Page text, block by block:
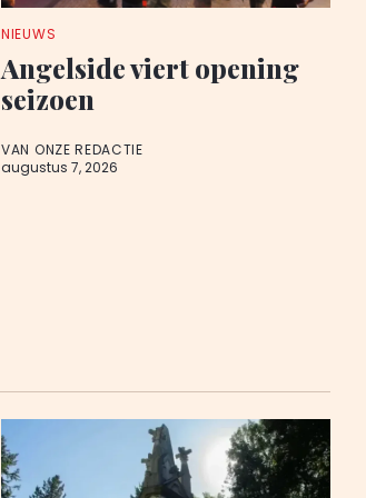
NIEUWS
Angelside viert opening
seizoen
VAN ONZE REDACTIE
augustus 7, 2026